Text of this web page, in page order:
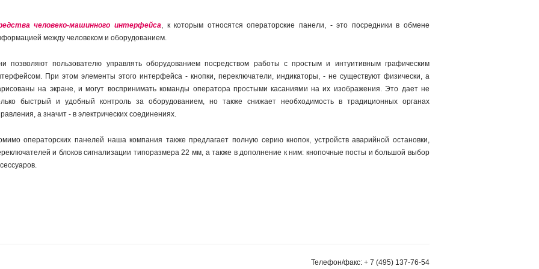
человеко-машинного интерфейса, к которым относятся операторские панели, - это посредники в обмене
между человеком и оборудованием.
позволяют пользователю управлять оборудованием посредством работы с простым и интуитивным графическим
При этом элементы этого интерфейса - кнопки, переключатели, индикаторы, - не существуют физически, а
на экране, и могут воспринимать команды оператора простыми касаниями на их изображения. Это дает не
быстрый и удобный контроль за оборудованием, но также снижает необходимость в традиционных органах
а значит - в электрических соединениях.
операторских панелей наша компания также предлагает полную серию кнопок, устройств аварийной остановки,
и блоков сигнализации типоразмера 22 мм, а также в дополнение к ним: кнопочные посты и большой выбор
Телефон/факс: + 7 (495) 137-76-54